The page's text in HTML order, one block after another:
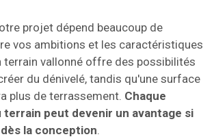
projet dépend beaucoup de
vos ambitions et les caractéristiques
terrain vallonné offre des possibilités
du dénivelé, tandis qu'une surface
plus de terrassement. Chaque
peut devenir un avantage si
la conception.